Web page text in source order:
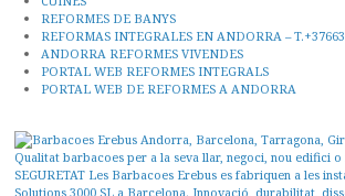
REFORMES DE BANYS
REFORMAS INTEGRALES EN ANDORRA –
ANDORRA REFORMES VIVENDES
PORTAL WEB REFORMES INTEGRALS
PORTAL WEB DE REFORMES A ANDORRA